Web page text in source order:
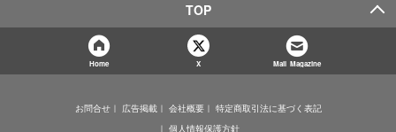
TOP
Home X Mail Magazine
お問合せ 広告掲載 会社概要
特定商取引法に基づく表記
個人情報保護方針